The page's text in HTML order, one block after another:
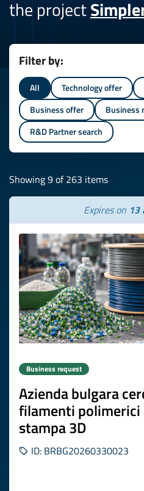
the project
Filter by:
All Technology offer
Business offer
Business
R&D Partner search
Showing 9 of 263 items
Expires on 13
Business request
Azienda bulgara
filamenti
stampa 3D
ID: BRBG20260330023